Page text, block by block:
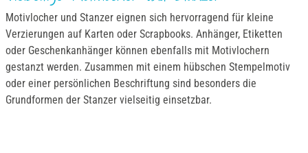
Motivlocher und Stanzer eignen sich hervorragend für kleine
Verzierungen auf Karten oder Scrapbooks. Anhänger, Etiketten
oder Geschenkanhänger können ebenfalls mit Motivlochern
gestanzt werden. Zusammen mit einem hübschen Stempelmotiv
oder einer persönlichen Beschriftung sind besonders die
Grundformen der Stanzer vielseitig einsetzbar.